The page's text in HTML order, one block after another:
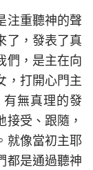
注重聽神的聲
了，發表了真
們，是主在向
，打開心門主
無真理的發
受、跟隨，
就像當初主耶
都是通過聽神